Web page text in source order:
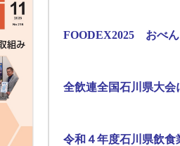
FOODEX2025 おべ
全飲連全国石川県大会
令和４年度石川県飲